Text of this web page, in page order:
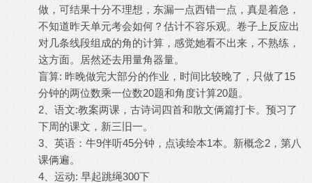
做，可结果十分不理想，东漏一点西错一点，真是着急，
不知道昨天单元考会如何？估计不容乐观。卷子上反应出
对几条线段组成的角的计算，感觉她看不出来，不熟练，
这方面。居然还去用量角器量。
盲算: 昨晚做完大部分的作业，时间比较晚了，只做了15
分钟的两位数乘一位数20题和角度计算20题。
2、语文:教案两课，古诗词四首和散文俩篇打卡。预习了
下周的课文，新三旧一。
3、英语：牛9伴听45分钟，点读绘本1本。新概念2，第八
课俩遍。
4、运动: 早起跳绳300下